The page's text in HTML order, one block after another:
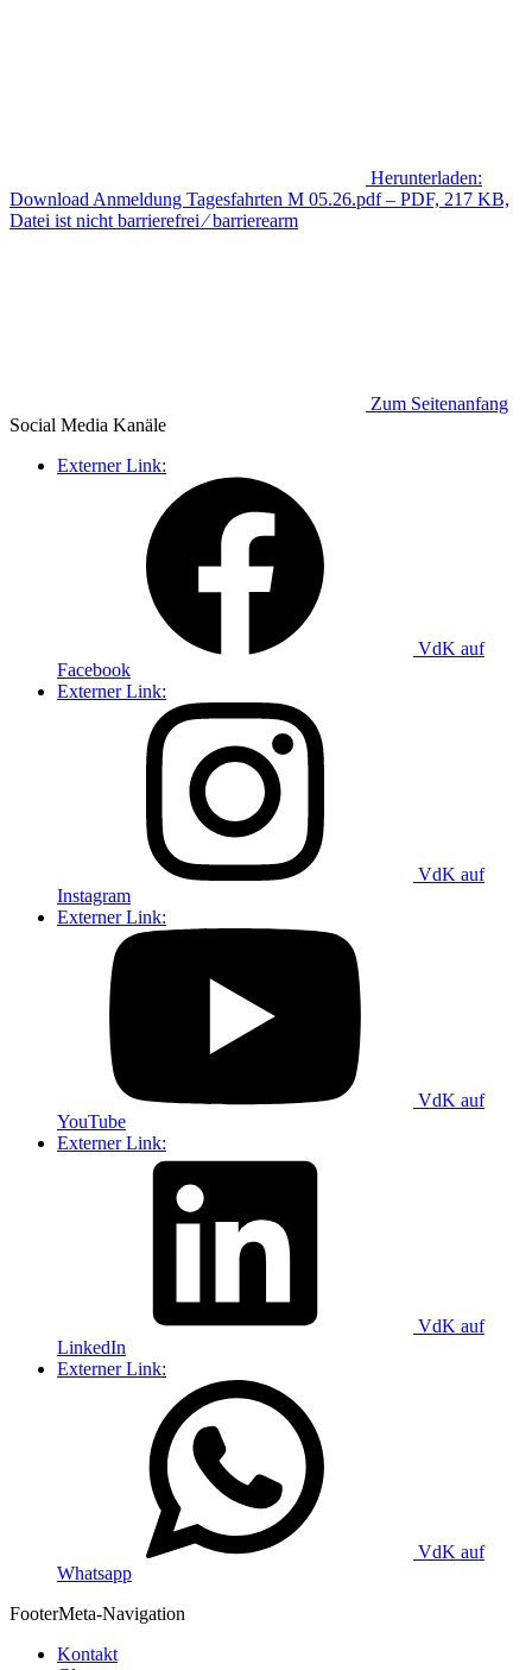
Herunterladen:
Download Anmeldung Tagesfahrten M 05.26.pdf – PDF, 217 KB,
Datei ist nicht barrierefrei ⁄ barrierearm
Zum Seitenanfang
Social Media Kanäle
Externer Link:
VdK auf
Facebook
Externer Link:
VdK auf
Instagram
Externer Link:
VdK auf
YouTube
Externer Link:
VdK auf
LinkedIn
Externer Link:
VdK auf
Whatsapp
FooterMeta-Navigation
Kontakt